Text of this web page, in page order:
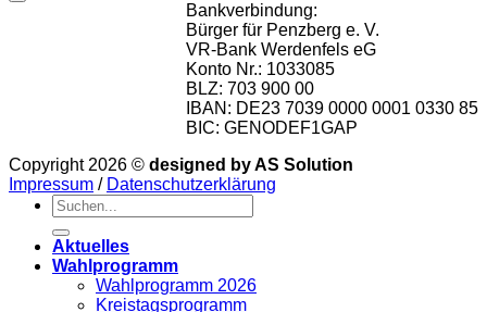
Bankverbindung:
Bürger für Penzberg e. V.
VR-Bank Werdenfels eG
Konto Nr.: 1033085
BLZ: 703 900 00
IBAN: DE23 7039 0000 0001 0330 85
BIC: GENODEF1GAP
Copyright 2026 © designed by AS Solution
Impressum / Datenschutzerklärung
Aktuelles
Wahlprogramm
Wahlprogramm 2026
Kreistagsprogramm